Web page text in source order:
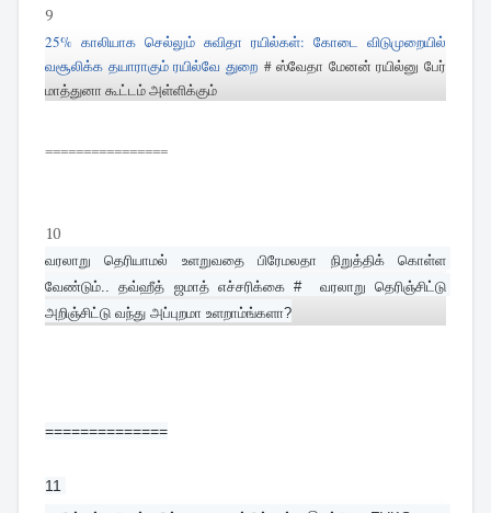
9
25% காலியாக செல்லும் சுவிதா ரயில்கள் : கோடை விடுமுறையில்
வசூலிக்க தயாராகும் ரயில்வே துறை# ஸ்வேதா மேனன் ரயில்னு பேர்
மாத்துனா கூட்டம் அள்ளிக்கும்
================
10
வரலாறு தெரியாமல் உளறுவதை பிரேமலதா நிறுத்திக் கொள்ள
வேண்டும்.. தவ்ஹீத் ஜமாத் எச்சரிக்கை #  வரலாறு தெரிஞ்சிட்டு
அறிஞ்சிட்டு வந்து அப்புறமா உளறாம்ங்களா?
==============
11